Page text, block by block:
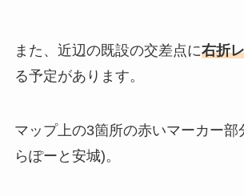
また、近辺の既設の交差点に右折
る予定があります。
マップ上の3箇所の赤いマーカー部
らぽーと安城)。